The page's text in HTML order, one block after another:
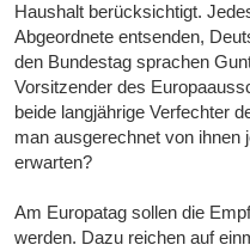
Haushalt berücksichtigt.
Abgeordnete entsenden,
den Bundestag sprachen
Vorsitzender des
beide langjährige Verfechter
man ausgerechnet von
erwarten?
Am Europatag sollen die
werden. Dazu reichen auf